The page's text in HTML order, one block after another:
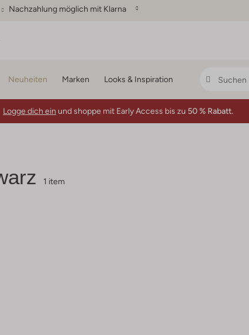
Nachzahlung möglich mit Klarna
Neuheiten Marken Looks & Inspiration
Logge dich ein und shoppe mit Early Access bis zu 50 % Rabatt.
1 item